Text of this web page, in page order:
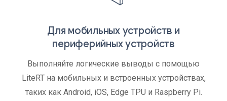
Для мобильных устройств и
периферийных устройств
Выполняйте логические выводы с помощью
LiteRT на мобильных и встроенных устройствах,
таких как Android, iOS, Edge TPU и Raspberry Pi.